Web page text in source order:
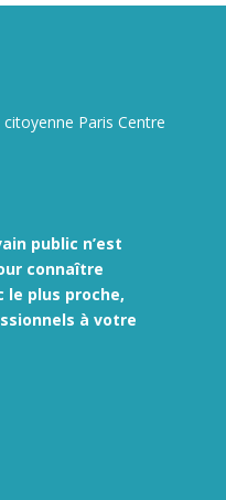
Paris Centre
public n’est
connaître
le plus proche,
à votre